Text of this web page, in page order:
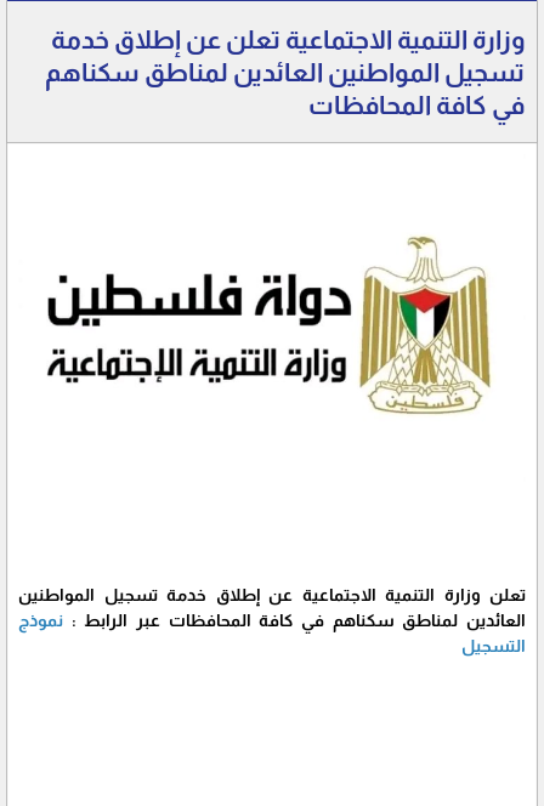
وزارة التنمية الاجتماعية تعلن عن إطلاق خدمة
تسجيل المواطنين العائدين لمناطق سكناهم
في كافة المحافظات
تعلن وزارة التنمية الاجتماعية عن إطلاق خدمة تسجيل المواطنين
العائدين لمناطق سكناهم في كافة المحافظات عبر الرابط : نموذج
التسجيل